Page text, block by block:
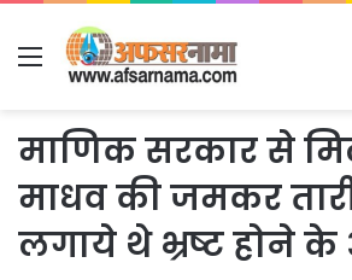
Menu
माणिक सरकार से
माधव की जमकर
लगाये थे भ्रष्ट होने